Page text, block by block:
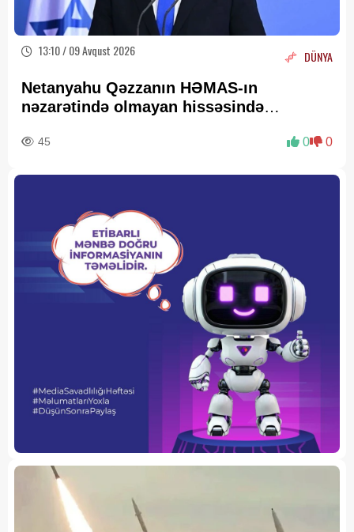
13:10 / 09 Avqust 2026 DÜNYA
Netanyahu Qəzzanın HƏMAS-ın
nəzarətində olmayan hissəsində
45 0 0